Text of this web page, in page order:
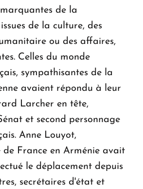
de la
de la culture, des
ou des affaires,
Celles du monde
sympathisantes de la
avaient répondu à leur
Larcher en tête,
et second personnage
Anne Louyot,
de France en Arménie avait
le déplacement depuis
secrétaires d'état et